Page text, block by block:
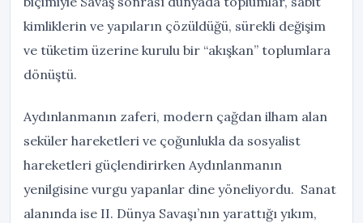
kimliklerin ve yapıların çözüldüğü, sürekli değişim
ve tüketim üzerine kurulu bir “akışkan” toplumlara
dönüştü.
Aydınlanmanın zaferi, modern çağdan ilham alan
seküler hareketleri ve çoğunlukla da sosyalist
hareketleri güçlendirirken Aydınlanmanın
yenilgisine vurgu yapanlar dine yöneliyordu. Sanat
alanında ise II. Dünya Savaşı’nın yarattığı yıkım,